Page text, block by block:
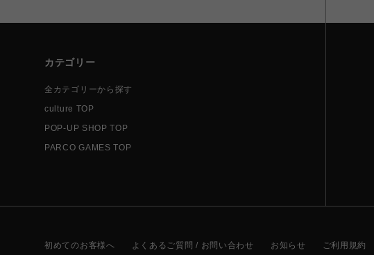
カテゴリー
全カテゴリーから探す
culture TOP
POP-UP SHOP TOP
PARCO GAMES TOP
初めてのお客様へ よくあるご質問 / お問い合わせ お知らせ ご利用規約